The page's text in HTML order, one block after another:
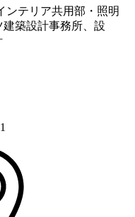
ンテリア共用部・照明
築設計事務所、設